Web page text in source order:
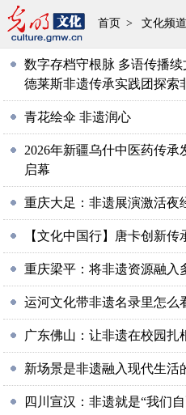
首页 > 文化频道
数字存档守根脉 多语传播
德莱斯非遗传承实践团探索
青花绘伞 非遗润心
2026年新疆乌什中医药传
启幕
重庆大足：非遗展演激活夜
【文化中国行】唐卡创新
重庆梁平：将非遗资源融入
运河文化带非遗名录里怎么
广东佛山：让非遗在校园扎
新场景是非遗融入现代生活
四川宣汉：非遗就是“我们